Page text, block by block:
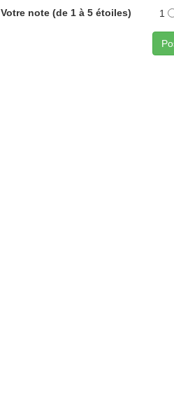
Votre note (de 1 à 5 étoiles) 1